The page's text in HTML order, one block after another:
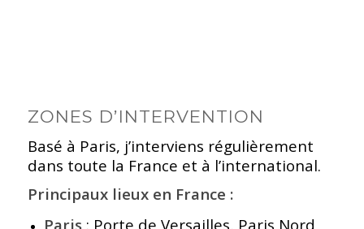
ZONES D’INTERVENTION
Basé à Paris, j’interviens régulièrement
dans toute la France et à l’international.
Principaux lieux en France :
Paris: Porte de Versailles, Paris Nord